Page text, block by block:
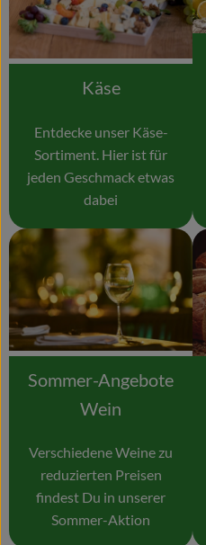
Käse
Entdecke unser Käse-
Sortiment. Hier ist für
jeden Geschmack etwas
dabei
Sommer-Angebote
Wein
Verschiedene Weine zu
reduzierten Preisen
findest Du in unserer
Sommer-Aktion